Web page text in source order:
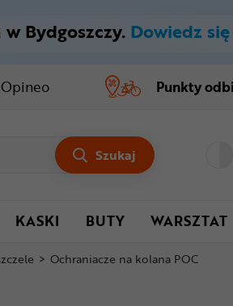
Bydgoszczy. Dowiedz
Punkty
Szukaj
KASKI BUTY WARSZTAT
> Ochraniacze na kolana POC